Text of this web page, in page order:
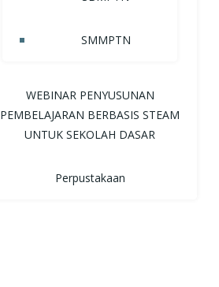
SMMPTN
WEBINAR PENYUSUNAN
PEMBELAJARAN BERBASIS STEAM
UNTUK SEKOLAH DASAR
Perpustakaan